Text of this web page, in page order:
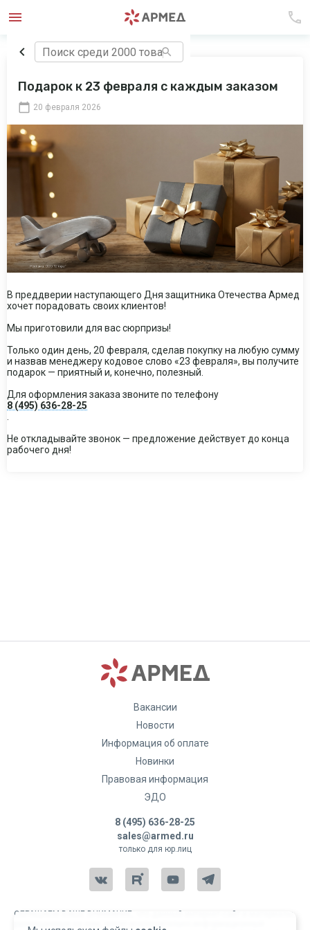
Подарок к 23 февраля с каждым заказом
20 февраля 2026
В преддверии наступающего Дня защитника Отечества Армед
хочет порадовать своих клиентов!
Мы приготовили для вас сюрпризы!
Только один день, 20 февраля, сделав покупку на любую сумму
и назвав менеджеру кодовое слово «23 февраля», вы получите
подарок — приятный и, конечно, полезный.
Для оформления заказа звоните по телефону
8 (495) 636-28-25
Не откладывайте звонок — предложение действует до конца
рабочего дня!
Вакансии
Новости
Информация об оплате
Новинки
Правовая информация
ЭДО
8 (495) 636-28-25
sales@armed.ru
только для юр.лиц
ОБРАЩАЕМ ВАШЕ ВНИМАНИЕ, что данный интернет-сайт и материалы,